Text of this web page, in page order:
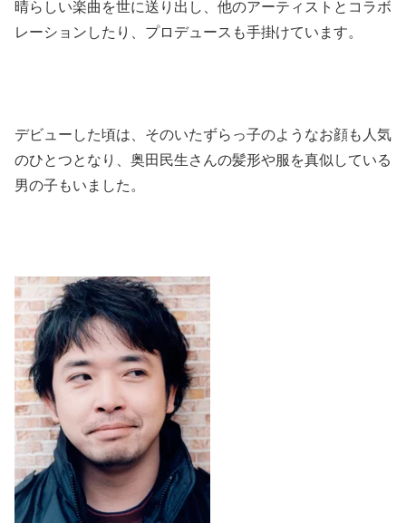
晴らしい楽曲を世に送り出し、他のアーティストとコラボ
レーションしたり、プロデュースも手掛けています。
デビューした頃は、そのいたずらっ子のようなお顔も人気
のひとつとなり、奥田民生さんの髪形や服を真似している
男の子もいました。